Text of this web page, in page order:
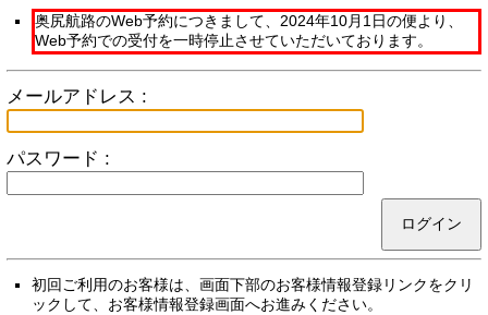
奥尻航路のWeb予約につきまして、2024年10月1日の便より、
Web予約での受付を一時停止させていただいております。
メールアドレス :
パスワード :
ログイン
初回ご利用のお客様は、画面下部のお客様情報登録リンクをクリ
ックして、お客様情報登録画面へお進みください。